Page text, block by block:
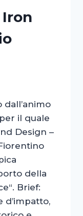
il quale
Design –
della
Brief:
d’impatto,